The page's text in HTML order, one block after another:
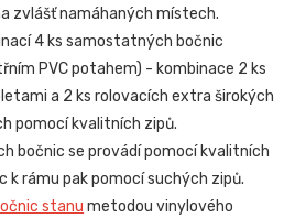
zvlášť namáhaných místech.
4 ks samostatných bočnic
PVC potahem) - kombinace 2 ks
a 2 ks rolovacích extra širokých
pomocí kvalitních zipů.
bočnic se provádí pomocí kvalitních
k rámu pak pomocí suchých zipů.
stanu metodou vinylového